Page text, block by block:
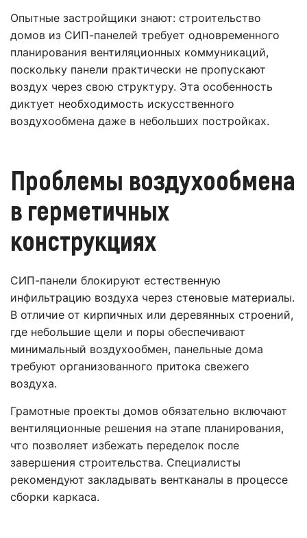
Опытные застройщики знают: строительство
домов из СИП-панелей требует одновременного
планирования вентиляционных коммуникаций,
поскольку панели практически не пропускают
воздух через свою структуру. Эта особенность
диктует необходимость искусственного
воздухообмена даже в небольших постройках.
Проблемы воздухообмена
в герметичных
конструкциях
СИП-панели блокируют естественную
инфильтрацию воздуха через стеновые материалы.
В отличие от кирпичных или деревянных строений,
где небольшие щели и поры обеспечивают
минимальный воздухообмен, панельные дома
требуют организованного притока свежего
воздуха.
Грамотные проекты домов обязательно включают
вентиляционные решения на этапе планирования,
что позволяет избежать переделок после
завершения строительства. Специалисты
рекомендуют закладывать вентканалы в процессе
сборки каркаса.